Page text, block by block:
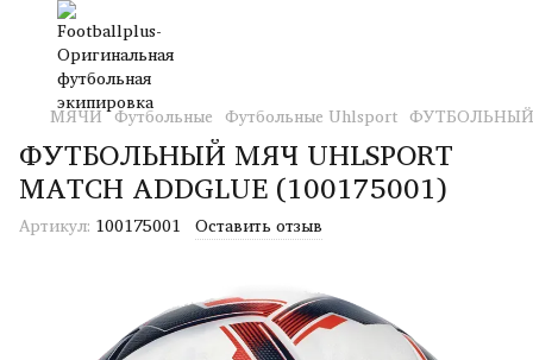
МЯЧИ Футбольные Футбольные Uhlsport ФУТБОЛЬНЫЙ
ФУТБОЛЬНЫЙ МЯЧ UHLSPORT
MATCH ADDGLUE (100175001)
Артикул: 100175001 Оставить отзыв